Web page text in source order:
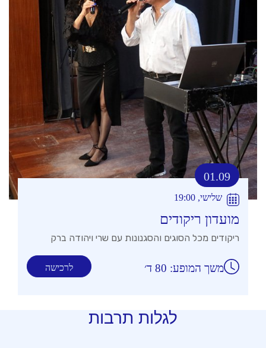
01.09
שלישי, 19:00
מועדון ריקודים
ריקודים מכל הסוגים והסגנונות עם שרי ויהודה ברק
לרכישה משך המופע: 80 ד׳
לגלות תרבות